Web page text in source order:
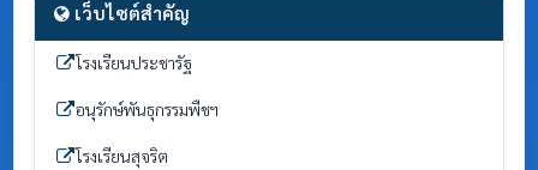
เว็บไซต์สำคัญ
โรงเรียนประชารัฐ
อนุรักษ์พันธุกรรมพืชฯ
โรงเรียนสุจริต